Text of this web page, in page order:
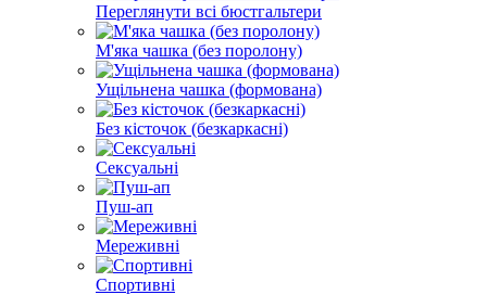
Переглянути всі бюстгальтери
М'яка чашка (без поролону)
Ущільнена чашка (формована)
Без кісточок (безкаркасні)
Сексуальні
Пуш-ап
Мереживні
Спортивні